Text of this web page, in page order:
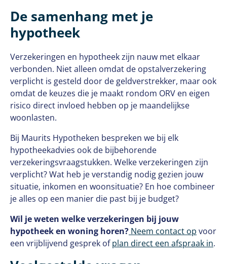
De samenhang met je
hypotheek
Verzekeringen en hypotheek zijn nauw met elkaar
verbonden. Niet alleen omdat de opstalverzekering
verplicht is gesteld door de geldverstrekker, maar ook
omdat de keuzes die je maakt rondom ORV en eigen
risico direct invloed hebben op je maandelijkse
woonlasten.
Bij Maurits Hypotheken bespreken we bij elk
hypotheekadvies ook de bijbehorende
verzekeringsvraagstukken. Welke verzekeringen zijn
verplicht? Wat heb je verstandig nodig gezien jouw
situatie, inkomen en woonsituatie? En hoe combineer
je alles op een manier die past bij je budget?
Wil je weten welke verzekeringen bij jouw
hypotheek en woning horen? Neem contact op voor
een vrijblijvend gesprek ofplan direct een afspraak in.